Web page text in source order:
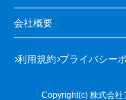
会社概要
利用規約 プライバシー
Copyright(c) 株式会